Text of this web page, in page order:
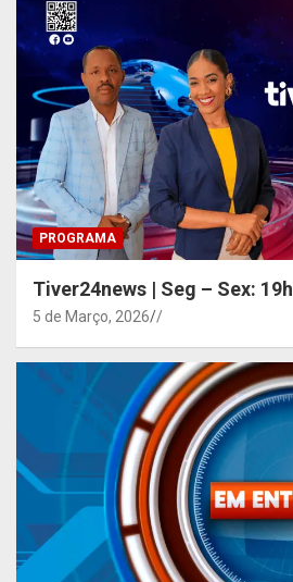
PROGRAMA
Tiver24news | Seg – Sex: 19h
5 de Março, 2026 /